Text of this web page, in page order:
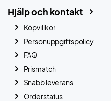
Hjälp och kontakt
Köpvillkor
Personuppgiftspolicy
FAQ
Prismatch
Snabb leverans
Orderstatus